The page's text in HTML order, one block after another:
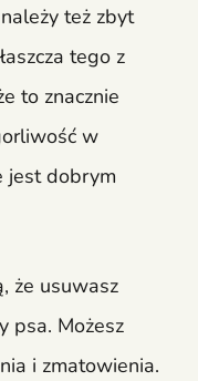
też zbyt
tego z
to znacznie
w
jest dobrym
że usuwasz
psa. Możesz
i zmatowienia.